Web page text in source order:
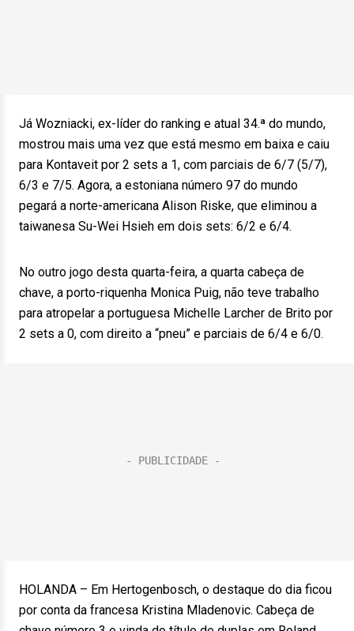
Já Wozniacki, ex-líder do ranking e atual 34.ª do mundo,
mostrou mais uma vez que está mesmo em baixa e caiu
para Kontaveit por 2 sets a 1, com parciais de 6/7 (5/7),
6/3 e 7/5. Agora, a estoniana número 97 do mundo
pegará a norte-americana Alison Riske, que eliminou a
taiwanesa Su-Wei Hsieh em dois sets: 6/2 e 6/4.
No outro jogo desta quarta-feira, a quarta cabeça de
chave, a porto-riquenha Monica Puig, não teve trabalho
para atropelar a portuguesa Michelle Larcher de Brito por
2 sets a 0, com direito a “pneu” e parciais de 6/4 e 6/0.
HOLANDA – Em Hertogenbosch, o destaque do dia ficou
por conta da francesa Kristina Mladenovic. Cabeça de